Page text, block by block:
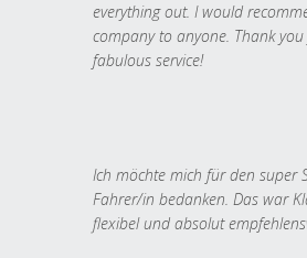
everything out. I would
company to anyone. Thank
fabulous service!
Ich möchte mich für den super
Fahrer/in bedanken. Das war
flexibel und absolut